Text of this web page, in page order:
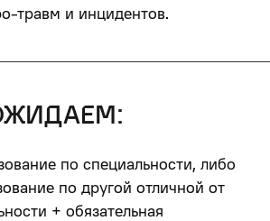
травм и инцидентов.
по специальности, либо
по другой отличной от
+ обязательная